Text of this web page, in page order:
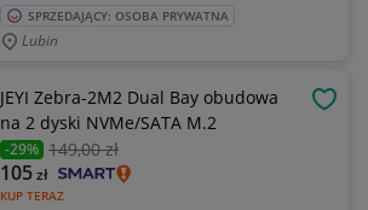
SPRZEDAJĄCY: OSOBA PRYWATNA
Lubin
JEYI Zebra-2M2 Dual Bay obudowa
na 2 dyski NVMe/SATA M.2
-29% 149,00 zł
KUP TERAZ
105zł